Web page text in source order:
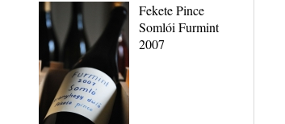
Fekete Pince
Somlói Furmint
2007